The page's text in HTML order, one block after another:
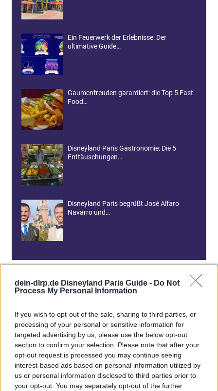
dein-dlrp.de Disneyland Paris Guide - Do Not
Process My Personal Information
If you wish to opt-out of the sale, sharing to third parties, or
processing of your personal or sensitive information for
targeted advertising by us, please use the below opt-out
section to confirm your selection. Please note that after your
opt-out request is processed you may continue seeing
interest-based ads based on personal information utilized by
us or personal information disclosed to third parties prior to
your opt-out. You may separately opt-out of the further
Ein Feuerwerk der Erlebnisse: Der
ultimative Guide…
Gaumenfreuden garantiert: die Top 5 Fast
Food…
Disneyland Paris Gastronomie: Die 5
Enttäuschungen…
Disneyland Paris begrüßt José Alfaro
Navarro und…